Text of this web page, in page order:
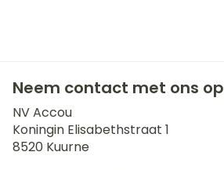
Neem contact met ons op
NV Accou
Koningin Elisabethstraat 1
8520 Kuurne